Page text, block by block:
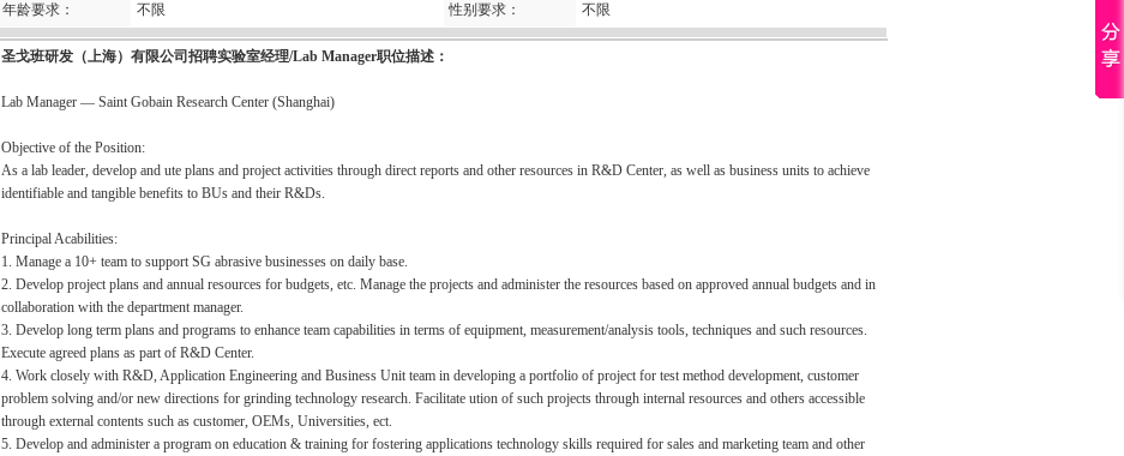
年龄要求： 不限 性别要求： 不限
圣戈班研发（上海）有限公司招聘实验室经理/Lab Manager职位描述：
Lab Manager — Saint Gobain Research Center (Shanghai)
Objective of the Position:
As a lab leader, develop and ute plans and project activities through direct reports and other resources in R&D Center, as well as business units to achieve
identifiable and tangible benefits to BUs and their R&Ds.
Principal Acabilities:
1. Manage a 10+ team to support SG abrasive businesses on daily base.
2. Develop project plans and annual resources for budgets, etc. Manage the projects and administer the resources based on approved annual budgets and in
collaboration with the department manager.
3. Develop long term plans and programs to enhance team capabilities in terms of equipment, measurement/analysis tools, techniques and such resources.
Execute agreed plans as part of R&D Center.
4. Work closely with R&D, Application Engineering and Business Unit team in developing a portfolio of project for test method development, customer
problem solving and/or new directions for grinding technology research. Facilitate ution of such projects through internal resources and others accessible
through external contents such as customer, OEMs, Universities, ect.
5. Develop and administer a program on education & training for fostering applications technology skills required for sales and marketing team and other